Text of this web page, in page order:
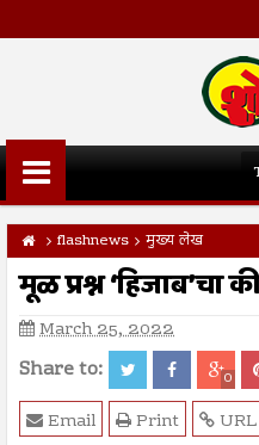
flashnews मुख्य लेख
मूळ प्रश्न ‘हिजाब’चा
March 25, 2022
Share to: 0
URL
Print
Email